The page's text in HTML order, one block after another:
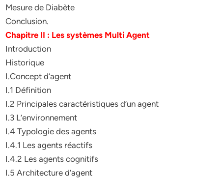
Mesure de Diabète
Conclusion.
Chapitre II : Les systèmes Multi Agent
Introduction
Historique
I.Concept d’agent
I.1 Définition
I.2 Principales caractéristiques d’un agent
I.3 L’environnement
I.4 Typologie des agents
I.4.1 Les agents réactifs
I.4.2 Les agents cognitifs
I.5 Architecture d’agent